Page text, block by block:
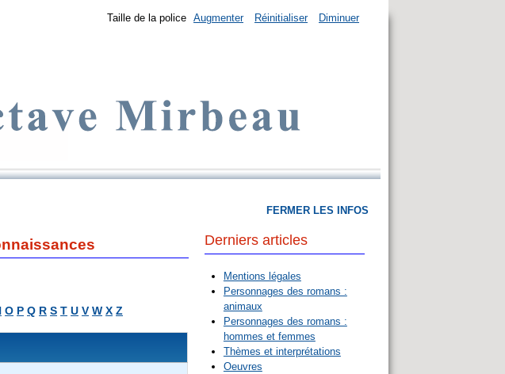
Taille de la police Augmenter Réinitialiser Diminuer
O P Q R S T U V W X Z
FERMER LES INFOS
Derniers articles
Mentions légales
Personnages des romans :
animaux
Personnages des romans :
hommes et femmes
Thèmes et interprétations
Oeuvres